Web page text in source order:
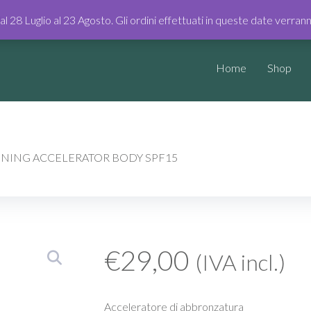
Home Shop
ACCELERATOR BODY SPF15
€29,00 (IVA incl.)
Acceleratore di abbronzatura
28 Luglio al 23 Agosto. Gli ordini effettuati in queste date